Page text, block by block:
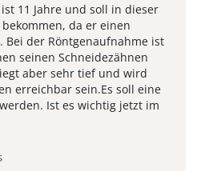
11 Jahre und soll in dieser
da er einen
Bei der Röntgenaufnahme ist
seinen Schneidezähnen
aber sehr tief und wird
erreichbar sein.Es soll eine
Ist es wichtig jetzt im